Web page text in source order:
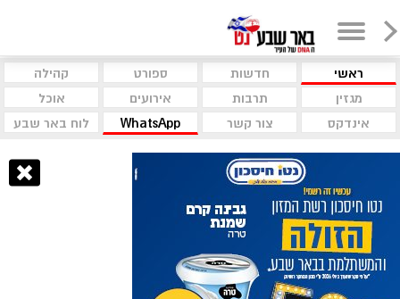
ראשי חדשות ספורט
קהילה
מגזין
תרבות אירועים
אוכל
אינדקס
צור קשר WhatsApp לוח באר שבע